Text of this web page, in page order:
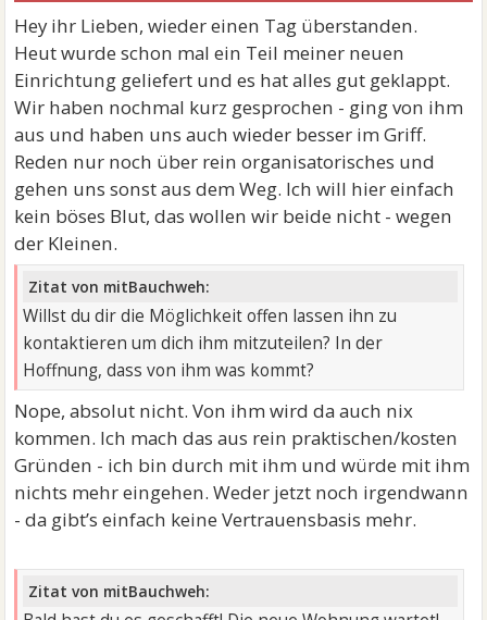
Hey ihr Lieben, wieder einen Tag überstanden.
Heut wurde schon mal ein Teil meiner neuen
Einrichtung geliefert und es hat alles gut geklappt.
Wir haben nochmal kurz gesprochen - ging von ihm
aus und haben uns auch wieder besser im Griff.
Reden nur noch über rein organisatorisches und
gehen uns sonst aus dem Weg. Ich will hier einfach
kein böses Blut, das wollen wir beide nicht - wegen
der Kleinen.
Zitat von mitBauchweh:
Willst du dir die Möglichkeit offen lassen ihn zu
kontaktieren um dich ihm mitzuteilen? In der
Hoffnung, dass von ihm was kommt?
Nope, absolut nicht. Von ihm wird da auch nix
kommen. Ich mach das aus rein praktischen/kosten
Gründen - ich bin durch mit ihm und würde mit ihm
nichts mehr eingehen. Weder jetzt noch irgendwann
- da gibt’s einfach keine Vertrauensbasis mehr.
Zitat von mitBauchweh: